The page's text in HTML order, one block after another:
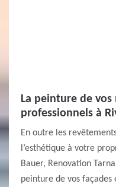
La peinture de
professionnels à
En outre les
l’esthétique à votre
Bauer, Renovation
peinture de vos